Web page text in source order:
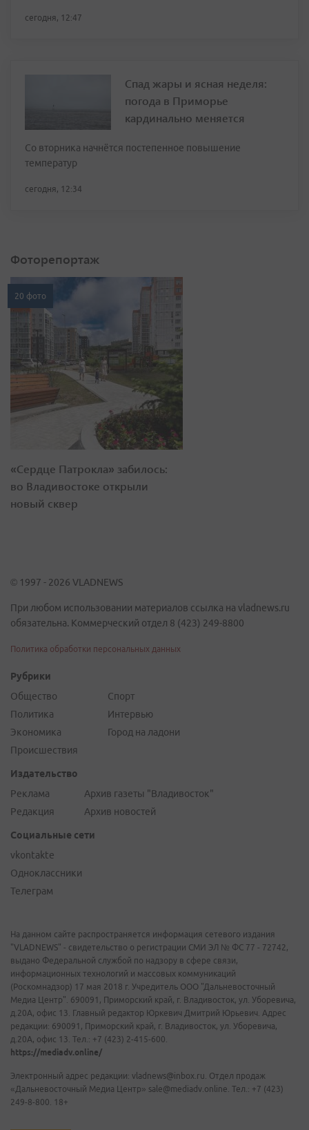
сегодня, 12:47
Спад жары и ясная неделя:
погода в Приморье
кардинально меняется
Со вторника начнётся постепенное повышение
температур
сегодня, 12:34
Фоторепортаж
20 фото
«Сердце Патрокла» забилось:
во Владивостоке открыли
новый сквер
© 1997 - 2026 VLADNEWS
При любом использовании материалов ссылка на vladnews.ru
обязательна. Коммерческий отдел 8 (423) 249-8800
Политика обработки персональных данных
Рубрики
Общество
Политика
Экономика
Происшествия
Спорт
Интервью
Город на ладони
Издательство
Реклама
Редакция
Архив газеты "Владивосток"
Архив новостей
Социальные сети
vkontakte
Одноклассники
Телеграм
На данном сайте распространяется информация сетевого издания
"VLADNEWS" - свидетельство о регистрации СМИ ЭЛ № ФС 77 - 72742,
выдано Федеральной службой по надзору в сфере связи,
информационных технологий и массовых коммуникаций
(Роскомнадзор) 17 мая 2018 г. Учредитель ООО "Дальневосточный
Медиа Центр". 690091, Приморский край, г. Владивосток, ул. Уборевича,
д.20А, офис 13. Главный редактор Юркевич Дмитрий Юрьевич. Адрес
редакции: 690091, Приморский край, г. Владивосток, ул. Уборевича,
д.20А, офис 13. Тел.: +7 (423) 2-415-600.
https://mediadv.online/
Электронный адрес редакции: vladnews@inbox.ru. Отдел продаж
«Дальневосточный Медиа Центр» sale@mediadv.online. Тел.: +7 (423)
249-8-800. 18+